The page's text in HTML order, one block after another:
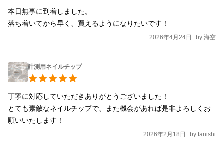
本日無事に到着しました。
落ち着いてから早く、買えるようになりたいです！
2026年4月24日 by 海空
計測用ネイルチップ
丁寧に対応していただきありがとうございました！
とても素敵なネイルチップで、また機会があれば是非よろしくお
願いいたします！
2026年2月18日 by tanishi